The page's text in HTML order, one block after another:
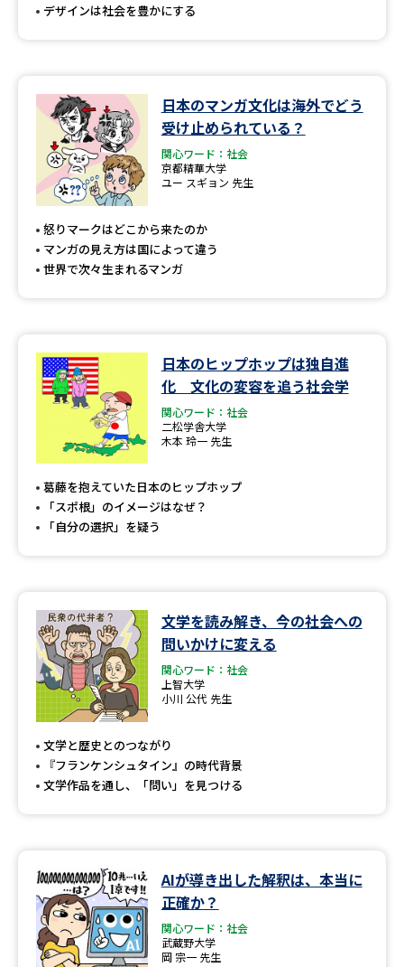
先輩が入学を決めた理由 テレメール全国一斉進学調査
新生活お役立ちガイド
学問発見
学問のミニ講義「夢ナビ講義」 学問分野解説
夢ナビライブ
Ｑ＆Ａ よくあるご質問
テレメール
お支払いサイト
個人情報取扱規定
特定商取引表記
テレメール進学カタログ
訂正のご案内
デザインは社会を豊かにする
日本のマンガ文化は海外でどう
受け止められている？
関心ワード：社会
京都精華大学
ユー スギョン 先生
怒りマークはどこから来たのか
マンガの見え方は国によって違う
世界で次々生まれるマンガ
日本のヒップホップは独自進
化 文化の変容を追う社会学
関心ワード：社会
二松学舎大学
木本 玲一 先生
葛藤を抱えていた日本のヒップホップ
「スポ根」のイメージはなぜ？
「自分の選択」を疑う
文学を読み解き、今の社会への
問いかけに変える
関心ワード：社会
上智大学
小川 公代 先生
文学と歴史とのつながり
『フランケンシュタイン』の時代背景
文学作品を通し、「問い」を見つける
AIが導き出した解釈は、本当に
正確か？
関心ワード：社会
武蔵野大学
岡 宗一 先生